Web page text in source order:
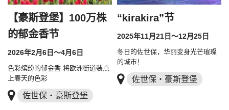
【豪斯登堡】100万株
的郁金香节
2026年2月6日～4月6日
色彩缤纷的郁金香 将欧洲街道装点
上春天的色彩
佐世保・豪斯登堡
“kirakira”节
2025年11月21日～12月25日
冬日的佐世保，华丽变身光芒璀璨
的城市！
佐世保・豪斯登堡